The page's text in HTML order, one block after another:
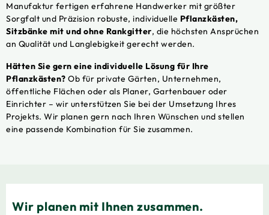
Manufaktur fertigen erfahrene Handwerker mit größter
Sorgfalt und Präzision robuste, individuelle Pflanzkästen,
Sitzbänke mit und ohne Rankgitter, die höchsten Ansprüchen
an Qualität und Langlebigkeit gerecht werden.
Hätten Sie gern eine individuelle Lösung für Ihre
Pflanzkästen? Ob für private Gärten, Unternehmen,
öffentliche Flächen oder als Planer, Gartenbauer oder
Einrichter – wir unterstützen Sie bei der Umsetzung Ihres
Projekts. Wir planen gern nach Ihren Wünschen und stellen
eine passende Kombination für Sie zusammen.
Wir planen mit Ihnen zusammen.